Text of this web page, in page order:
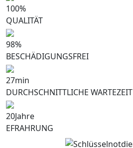
100%
QUALITÄT
98%
BESCHÄDIGUNGSFREI
27min
DURCHSCHNITTLICHE WARTEZEIT
20Jahre
EFRAHRUNG